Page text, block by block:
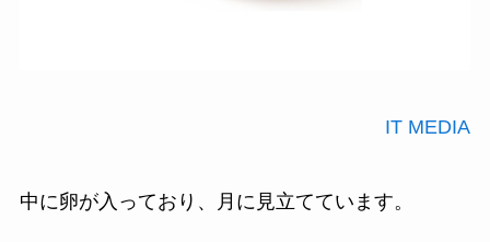
IT MEDIA
中に卵が入っており、月に見立てています。